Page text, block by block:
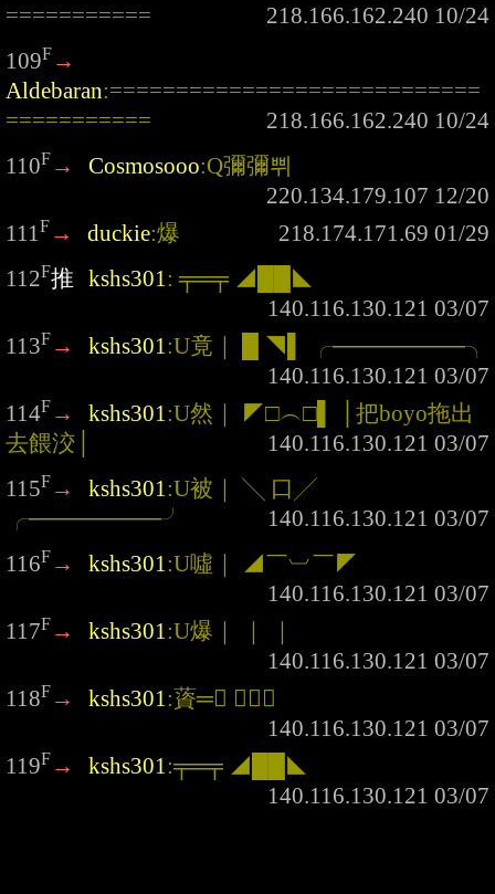
===========
109F →
Aldebaran:============================
===========
110F → Cosmosooo:Q彌彌쀠
111F → duckie:爆
112F推 kshs301: ╤═╤ ◢██◣
113F → kshs301:U竟｜ █ ◥▌ ╭────────╮
114F → kshs301:U然｜ ◤□︵□▌ │把boyo拖出
去餵洨│
115F → kshs301:U被｜ ╲ 口╱
╭────────╯
116F → kshs301:U噓｜ ◢￣︺￣◤
117F → kshs301:U爆｜ ｜ ｜
118F → kshs301:薋═ ◤￣◥
119F → kshs301:╤═╤ ◢██◣